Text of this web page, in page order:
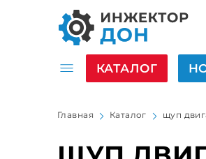
КАТАЛОГ
Главная Каталог щуп